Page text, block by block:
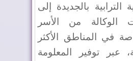
الترابية بالجديدة إلى
الوكالة من الأسر
في المناطق الأكثر
عبر توفير المعلومة